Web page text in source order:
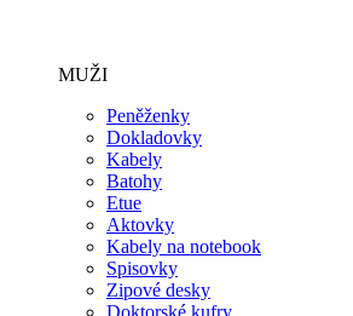
MUŽI
Peněženky
Dokladovky
Kabely
Batohy
Etue
Aktovky
Kabely na notebook
Spisovky
Zipové desky
Doktorské kufry